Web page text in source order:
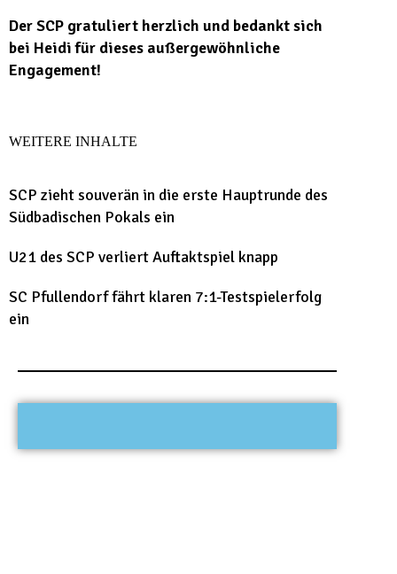
Der SCP gratuliert herzlich und bedankt sich
bei Heidi für dieses außergewöhnliche
Engagement!
WEITERE INHALTE
SCP zieht souverän in die erste Hauptrunde des
Südbadischen Pokals ein
U21 des SCP verliert Auftaktspiel knapp
SC Pfullendorf fährt klaren 7:1-Testspielerfolg
ein